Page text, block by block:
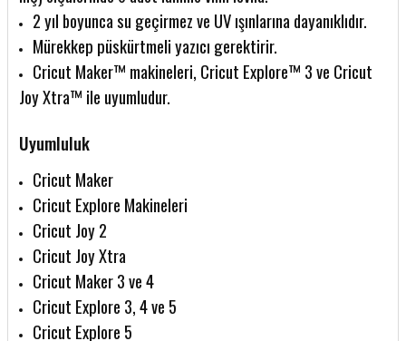
2 yıl boyunca su geçirmez ve UV ışınlarına dayanıklıdır.
Mürekkep püskürtmeli yazıcı gerektirir.
Cricut Maker™ makineleri, Cricut Explore™ 3 ve Cricut
Joy Xtra™ ile uyumludur.
Uyumluluk
Cricut Maker
Cricut Explore Makineleri
Cricut Joy 2
Cricut Joy Xtra
Cricut Maker 3 ve 4
Cricut Explore 3, 4 ve 5
Cricut Explore 5